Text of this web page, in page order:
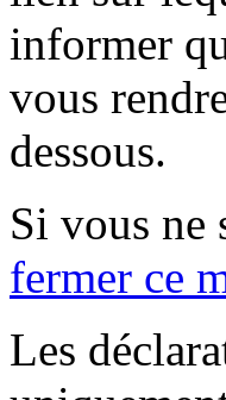
informer
vous
dessous.
Si vous ne
fermer ce
Les